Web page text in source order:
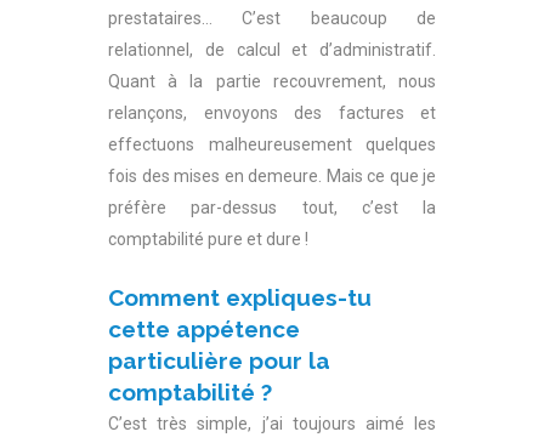
prestataires… C’est beaucoup de
relationnel, de calcul et d’administratif.
Quant à la partie recouvrement, nous
relançons, envoyons des factures et
effectuons malheureusement quelques
fois des mises en demeure. Mais ce que je
préfère par-dessus tout, c’est la
comptabilité pure et dure !
Comment expliques-tu
cette appétence
particulière pour la
comptabilité ?
C’est très simple, j’ai toujours aimé les